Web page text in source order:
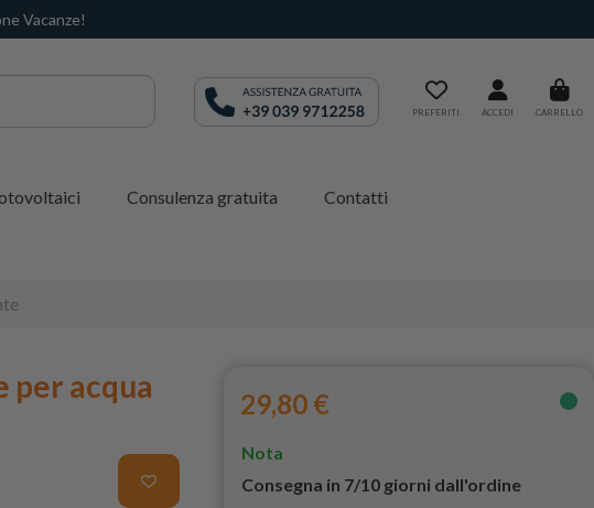
Vacanze!
PREFERITI ACCEDI CARRELLO
Consulenza gratuita Contatti
per acqua
29,80 €
Nota
Consegna in 7/10 giorni dall'ordine